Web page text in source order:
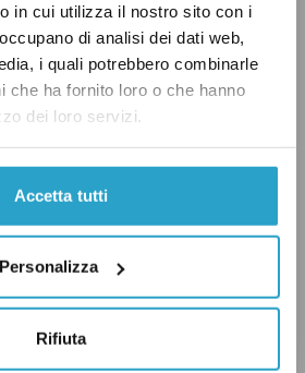
in cui utilizza il nostro sito con i
di analisi dei dati web,
i quali potrebbero combinarle
che ha fornito loro o che hanno
dei loro servizi.
Accetta tutti
Personalizza
Rifiuta
accedere a tutte le
newsletter riservate,
altro.
MEGLIO
TOSCANA